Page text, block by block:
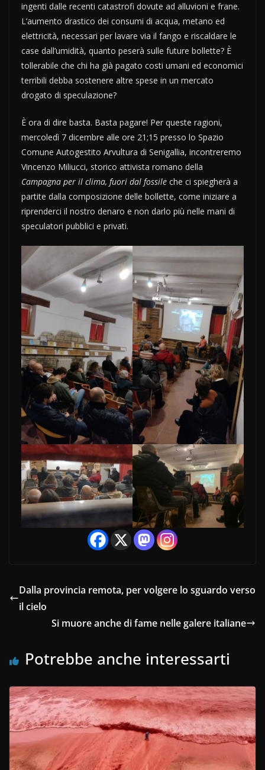
ingenti dalle recenti catastrofi dovute ad alluvioni e frane.
L’aumento drastico dei consumi di acqua, metano ed
elettricità, necessari per lavare via il fango e riscaldare le
case dall’umidità, quanto peserà sulle future bollette? È
tollerabile che chi ha già pagato costi umani ed economici
terribili debba sostenere altre spese in un mercato
drogato di speculazione?
È ora di dire basta. Basta pagare! Per queste ragioni,
mercoledì 7 dicembre alle ore 21;15 presso lo Spazio
Comune Autogestito Arvultura di Senigallia, incontreremo
Vincenzo Miliucci, storico attivista romano della
Campagna per il clima, fuori dal fossile che ci spiegherà a
partite dalla composizione delle bollette, come iniziare a
riprenderci il nostro denaro e non darlo più nelle mani di
speculatori pubblici e privati.
Dalla provincia remota, per volgere lo sguardo verso
il cielo
Si muore anche di fame nelle galere italiane
Potrebbe anche interessarti